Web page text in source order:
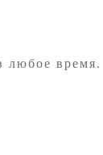
любое время.